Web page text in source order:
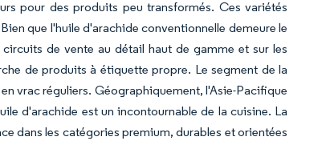
pour des produits peu transformés. Ces variétés
que l'huile d'arachide conventionnelle demeure le
de vente au détail haut de gamme et sur les
de produits à étiquette propre. Le segment de la
vrac réguliers. Géographiquement, l'Asie-Pacifique
d'arachide est un incontournable de la cuisine. La
dans les catégories premium, durables et orientées